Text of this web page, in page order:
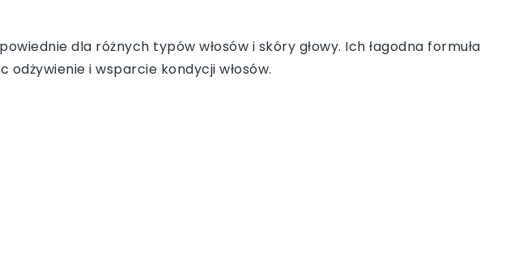
dla różnych typów włosów i skóry głowy. Ich łagodna formuła
i wsparcie kondycji włosów.